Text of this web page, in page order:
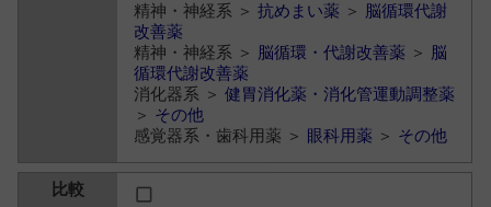
精神・神経系 ＞抗めまい薬 ＞ 脳循環代謝
改善薬
精神・神経系 ＞ 脳循環・代謝改善薬 ＞ 脳
循環代謝改善薬
消化器系 ＞健胃消化薬・消化管運動調整薬
＞ その他
感覚器系・歯科用薬 ＞ 眼科用薬 ＞ その他